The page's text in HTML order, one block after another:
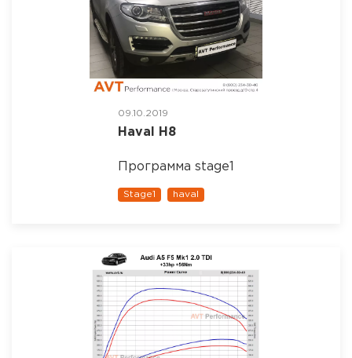
09.10.2019
Haval H8
Программа stage1
Stage1 haval